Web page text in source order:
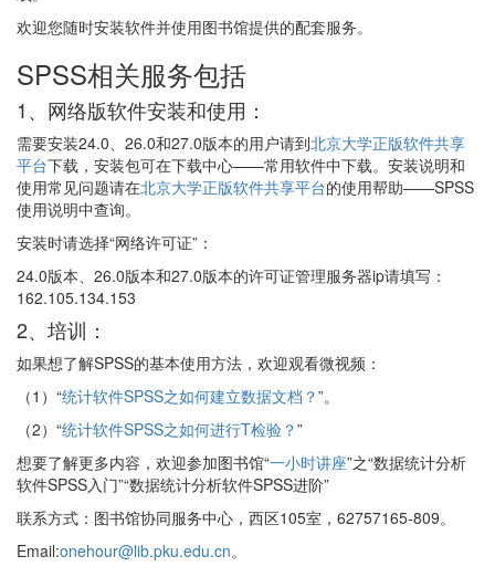
欢迎您随时安装软件并使用图书馆提供的配套服务。
SPSS相关服务包括
1、网络版软件安装和使用：
需要安装24.0、26.0和27.0版本的用户请到北京大学正版软件共享
平台下载，安装包可在下载中心——常用软件中下载。安装说明和
使用常见问题请在北京大学正版软件共享平台的使用帮助——SPSS
使用说明中查询。
安装时请选择“网络许可证”：
24.0版本、26.0版本和27.0版本的许可证管理服务器ip请填写：
162.105.134.153
2、培训：
如果想了解SPSS的基本使用方法，欢迎观看微视频：
（1）“统计软件SPSS之如何建立数据文档？”。
（2）“统计软件SPSS之如何进行T检验？”
想要了解更多内容，欢迎参加图书馆“一小时讲座”之“数据统计分析
软件SPSS入门”“数据统计分析软件SPSS进阶”
联系方式：图书馆协同服务中心，西区105室，62757165-809。
Email:onehour@lib.pku.edu.cn。